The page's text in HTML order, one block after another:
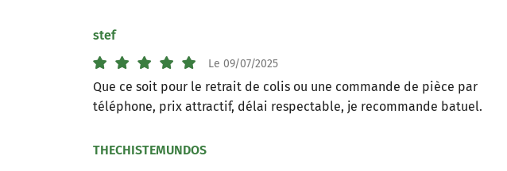
stef
Le 09/07/2025
Que ce soit pour le retrait de colis ou une commande de pièce par
téléphone, prix attractif, délai respectable, je recommande batuel.
THECHISTEMUNDOS